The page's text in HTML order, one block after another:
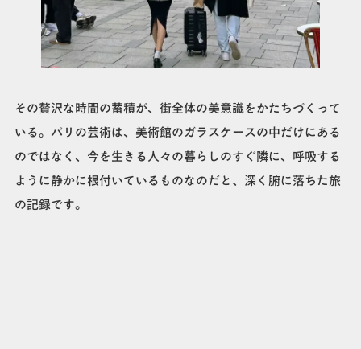
その贅沢な時間の蓄積が、街全体の美意識をかたちづくって
いる。パリの芸術は、美術館のガラスケースの中だけにある
のではなく、今を生きる人々の暮らしのすぐ隣に、呼吸する
ように静かに根付いているものなのだと、深く腑に落ちた旅
の記録です。